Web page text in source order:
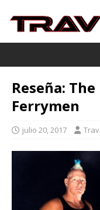
Reseña:
Ferrymen
julio 20, 2017